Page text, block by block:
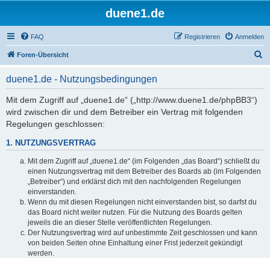
duene1.de
FAQ Anmelden
Registrieren
Foren-Übersicht
duene1.de - Nutzungsbedingungen
Mit dem Zugriff auf „duene1.de“ („http://www.duene1.de/phpBB3“)
wird zwischen dir und dem Betreiber ein Vertrag mit folgenden
Regelungen geschlossen:
1. NUTZUNGSVERTRAG
Mit dem Zugriff auf „duene1.de“ (im Folgenden „das Board“) schließt du
einen Nutzungsvertrag mit dem Betreiber des Boards ab (im Folgenden
„Betreiber“) und erklärst dich mit den nachfolgenden Regelungen
einverstanden.
Wenn du mit diesen Regelungen nicht einverstanden bist, so darfst du
das Board nicht weiter nutzen. Für die Nutzung des Boards gelten
jeweils die an dieser Stelle veröffentlichten Regelungen.
Der Nutzungsvertrag wird auf unbestimmte Zeit geschlossen und kann
von beiden Seiten ohne Einhaltung einer Frist jederzeit gekündigt
werden.